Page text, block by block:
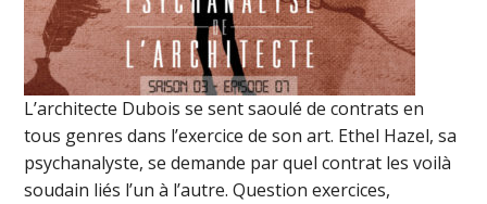
L’architecte Dubois se sent saoulé de contrats en
tous genres dans l’exercice de son art. Ethel Hazel, sa
psychanalyste, se demande par quel contrat les voilà
soudain liés l’un à l’autre. Question exercices,